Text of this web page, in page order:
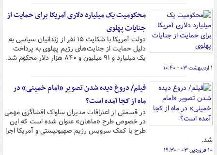
محکومیت یک میلیارد دلاری آمریکا برای حمایت از
جنایات پهلوی
دولت آمریکا با شکایت ۱۵ نفر از زندانیان سیاسی به
دلیل حمایت از جنایت‌های رژیم پهلوی به پرداخت
یک میلیارد و ۹۱ میلیون و ۸۴۰ هزار دلار محکوم شد.
۱ اردیبهشت ۰۳ - ۱۰:۴۰
فیلم/ دروغ دیده شدن تصویر «امام خمینی» در
ماه از کجا آمده است؟
در قسمتی از اعترافات مدیران ساواک افشاگری مهمی
در خصوص طرح «ماهان» عنوان شده است که این
طرح با کمک سرویس رژیم صهیونیستی و آمریکا اجرا
شد.
۱۰ فروردین ۰۳ - ۱۹:۳۰